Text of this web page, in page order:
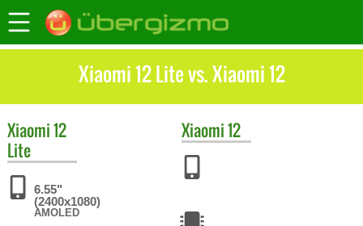
Xiaomi 12 Lite vs. Xiaomi 12
Xiaomi12
Lite
6.55"
(2400x1080)
AMOLED
Xiaomi12